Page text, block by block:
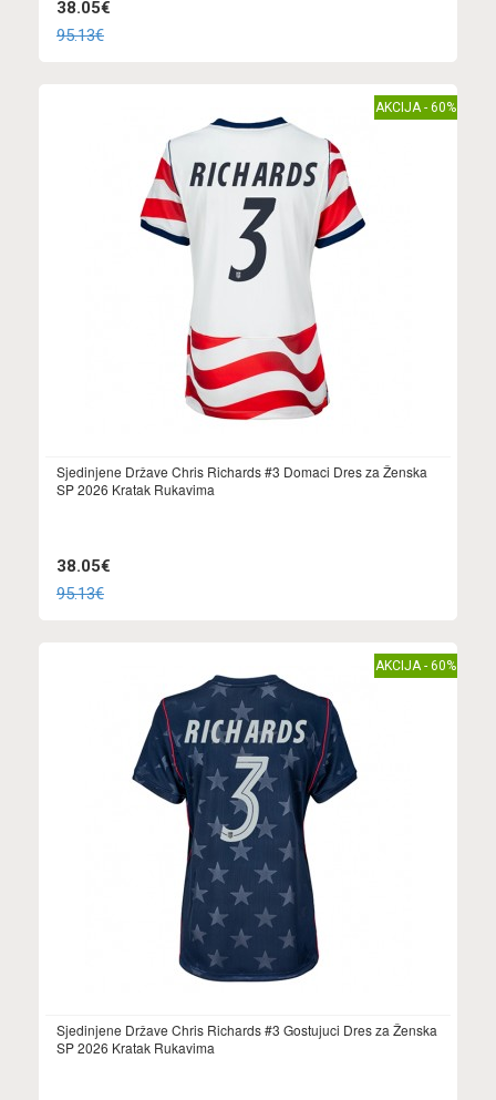
38.05€
95.13€
AKCIJA - 60%
Sjedinjene Države Chris Richards #3 Domaci Dres za Ženska
SP 2026 Kratak Rukavima
38.05€
95.13€
AKCIJA - 60%
Sjedinjene Države Chris Richards #3 Gostujuci Dres za Ženska
SP 2026 Kratak Rukavima